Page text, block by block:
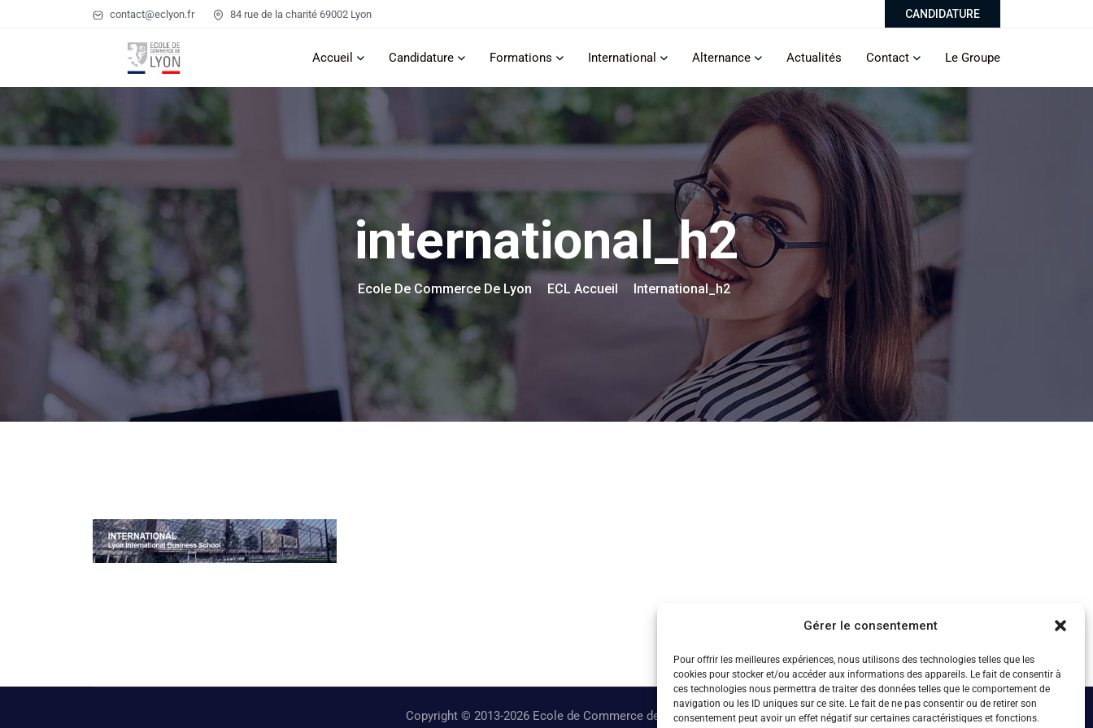
Gérer le consentement
Pour offrir les meilleures expériences, nous utilisons des technologies telles que les
cookies pour stocker et/ou accéder aux informations des appareils. Le fait de consentir à
ces technologies nous permettra de traiter des données telles que le comportement de
navigation ou les ID uniques sur ce site. Le fait de ne pas consentir ou de retirer son
consentement peut avoir un effet négatif sur certaines caractéristiques et fonctions.
contact@eclyon.fr 84 rue de la charité 69002 Lyon CANDIDATURE
Accueil Candidature Formations International Alternance Actualités Contact Le Groupe
international_h2
Ecole De Commerce De Lyon ECL Accueil International_h2
Copyright © 2013-2026 Ecole de Commerce de Lyon